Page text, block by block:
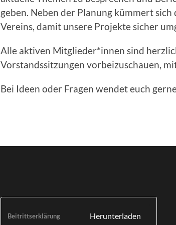
geben. Neben der Planung kümmert
Vereins, damit unsere Projekte sicher
Alle aktiven Mitglieder*innen sind
Vorstandssitzungen vorbeizuschauen,
Bei Ideen oder Fragen wendet euch
Beitrittserklärung
Herunterladen